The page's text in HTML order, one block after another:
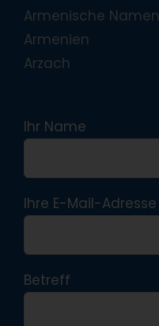
Armenische Namen
Armenien
Arzach
Ihr Name
Ihre E-Mail-Adresse
Betreff